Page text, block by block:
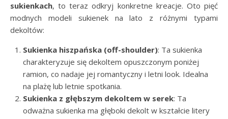
sukienkach, to teraz odkryj konkretne kreacje. Oto pięć
modnych modeli sukienek na lato z różnymi typami
dekoltów:
Sukienka hiszpańska (off-shoulder): Ta sukienka
charakteryzuje się dekoltem opuszczonym poniżej
ramion, co nadaje jej romantyczny i letni look. Idealna
na plażę lub letnie spotkania.
Sukienka z głębszym dekoltem w serek: Ta
odważna sukienka ma głęboki dekolt w kształcie litery